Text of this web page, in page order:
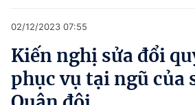
Tham vấn chính sách
Người dân góp ý
02/12/2023 07:55
Kiến nghị sửa đổi
phục vụ tại ngũ của